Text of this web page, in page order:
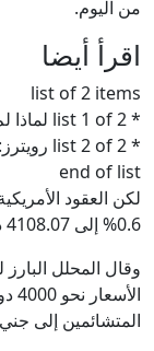
من اليوم.
اقرأ أيضا
list of 2 items
* list 1 of 2 لماذا لم تدمر حرب ترمب اقتصاد
end of list
لكن العقود
0.6% إلى 4108.07 دولاراً.
وقال المحلل
المتشائمين إلى